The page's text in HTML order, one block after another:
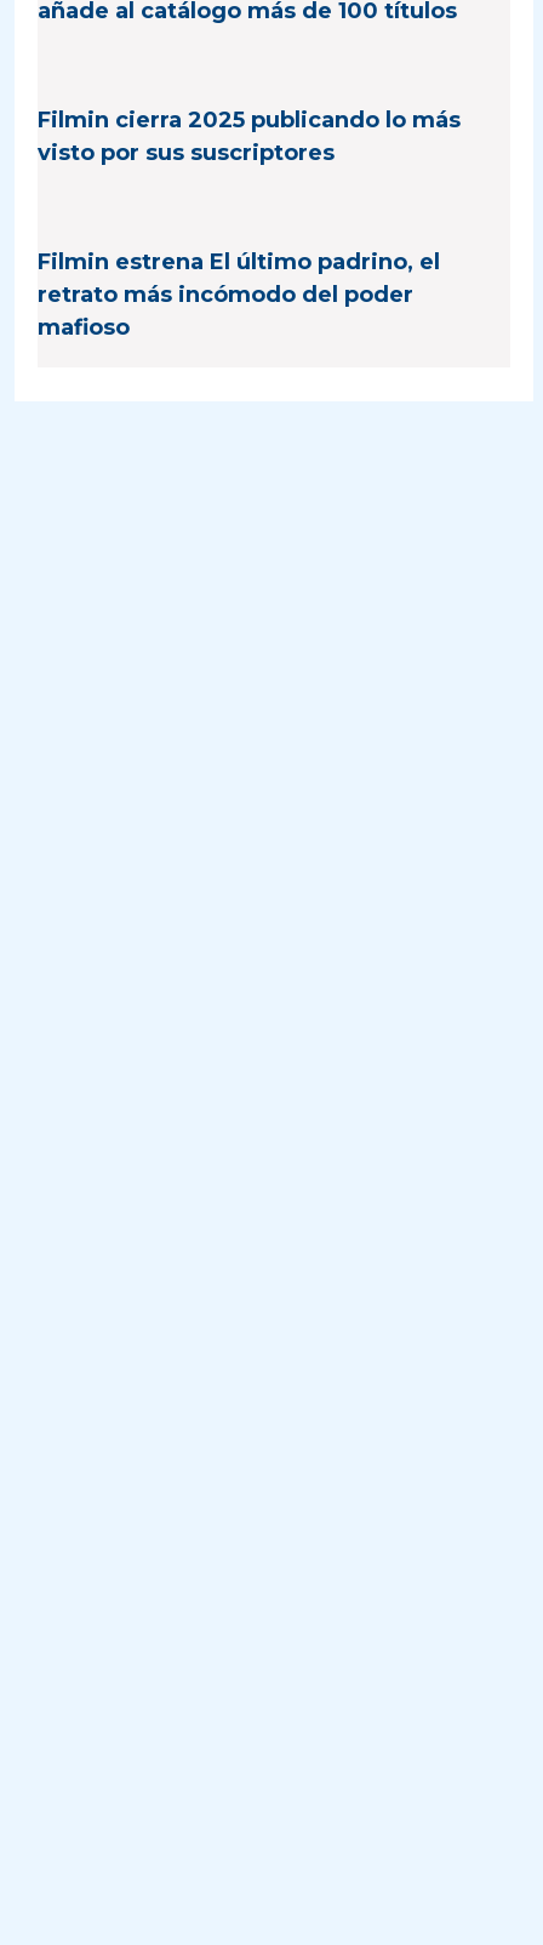
añade al catálogo más de 100 títulos
Filmin cierra 2025 publicando lo más
visto por sus suscriptores
Filmin estrena El último padrino, el
retrato más incómodo del poder
mafioso